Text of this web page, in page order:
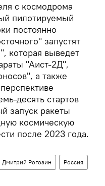
с космодрома
пилотируемый
постоянно
запустят
которая выведет
"Аист-2Д",
а также
десять стартов
запуск ракеты
космическую
после 2023 года.
Дмитрий Рогозин Россия